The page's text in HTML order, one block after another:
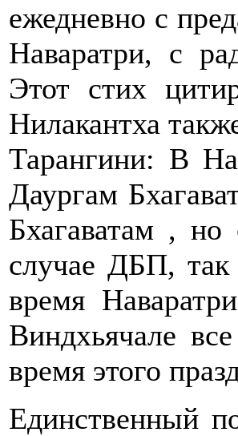
ежедневно с
Наваратри, с
Этот стих
Нилакантха
Тарангини: В
Даургам
Бхагаватам ,
случае ДБП,
время
Виндхьячале
время этого
Единственный